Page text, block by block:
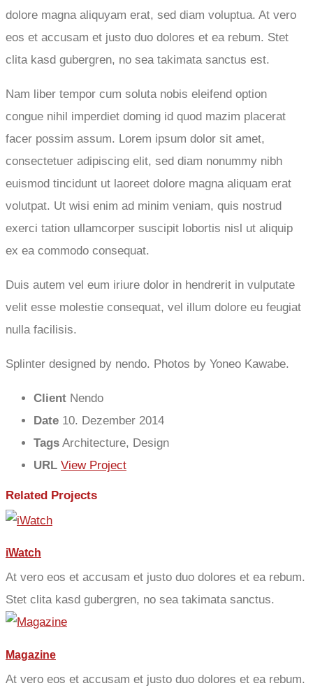
dolore magna aliquyam erat, sed diam voluptua. At vero
eos et accusam et justo duo dolores et ea rebum. Stet
clita kasd gubergren, no sea takimata sanctus est.
Nam liber tempor cum soluta nobis eleifend option
congue nihil imperdiet doming id quod mazim placerat
facer possim assum. Lorem ipsum dolor sit amet,
consectetuer adipiscing elit, sed diam nonummy nibh
euismod tincidunt ut laoreet dolore magna aliquam erat
volutpat. Ut wisi enim ad minim veniam, quis nostrud
exerci tation ullamcorper suscipit lobortis nisl ut aliquip
ex ea commodo consequat.
Duis autem vel eum iriure dolor in hendrerit in vulputate
velit esse molestie consequat, vel illum dolore eu feugiat
nulla facilisis.
Splinter designed by nendo. Photos by Yoneo Kawabe.
Client Nendo
Date 10. Dezember 2014
Tags Architecture, Design
URL View Project
Related Projects
iWatch
At vero eos et accusam et justo duo dolores et ea rebum.
Stet clita kasd gubergren, no sea takimata sanctus.
Magazine
At vero eos et accusam et justo duo dolores et ea rebum.